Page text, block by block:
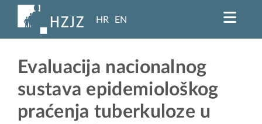
HR EN
Evaluacija nacionalnog
sustava epidemiološkog
praćenja tuberkuloze u